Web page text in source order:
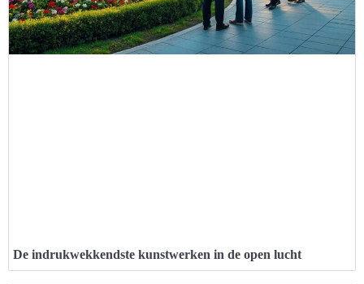
De indrukwekkendste kunstwerken in de open lucht